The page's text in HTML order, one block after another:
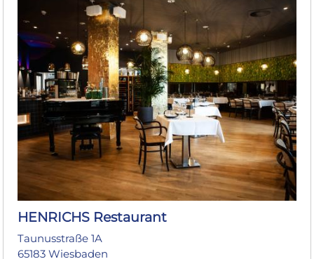
HENRICHS Restaurant
Taunusstraße 1A
65183 Wiesbaden